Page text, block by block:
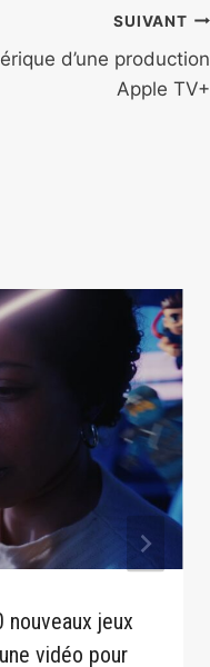
SUIVANT
d’une production
Apple TV+
jeux
vidéo pour